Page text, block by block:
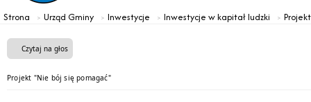
Strona Urząd Gminy Inwestycje Inwestycje w kapitał ludzki
Czytaj na głos
Projekt "Nie bój się pomagać"